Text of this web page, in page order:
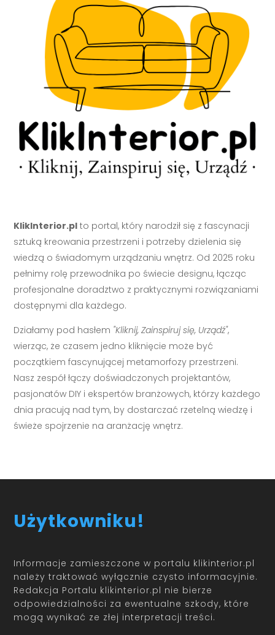
KlikInterior.pl to portal, który narodził się z fascynacji
sztuką kreowania przestrzeni i potrzeby dzielenia się
wiedzą o świadomym urządzaniu wnętrz. Od 2025 roku
pełnimy rolę przewodnika po świecie designu, łącząc
profesjonalne doradztwo z praktycznymi rozwiązaniami
dostępnymi dla każdego.
Działamy pod hasłem "Kliknij, Zainspiruj się, Urządź",
wierząc, że czasem jedno kliknięcie może być
początkiem fascynującej metamorfozy przestrzeni.
Nasz zespół łączy doświadczonych projektantów,
pasjonatów DIY i ekspertów branżowych, którzy każdego
dnia pracują nad tym, by dostarczać rzetelną wiedzę i
świeże spojrzenie na aranżację wnętrz.
Użytkowniku!
Informacje zamieszczone w portalu klikinterior.pl
należy traktować wyłącznie czysto informacyjnie.
Redakcja Portalu klikinterior.pl nie bierze
odpowiedzialności za ewentualne szkody, które
mogą wynikać ze złej interpretacji treści.